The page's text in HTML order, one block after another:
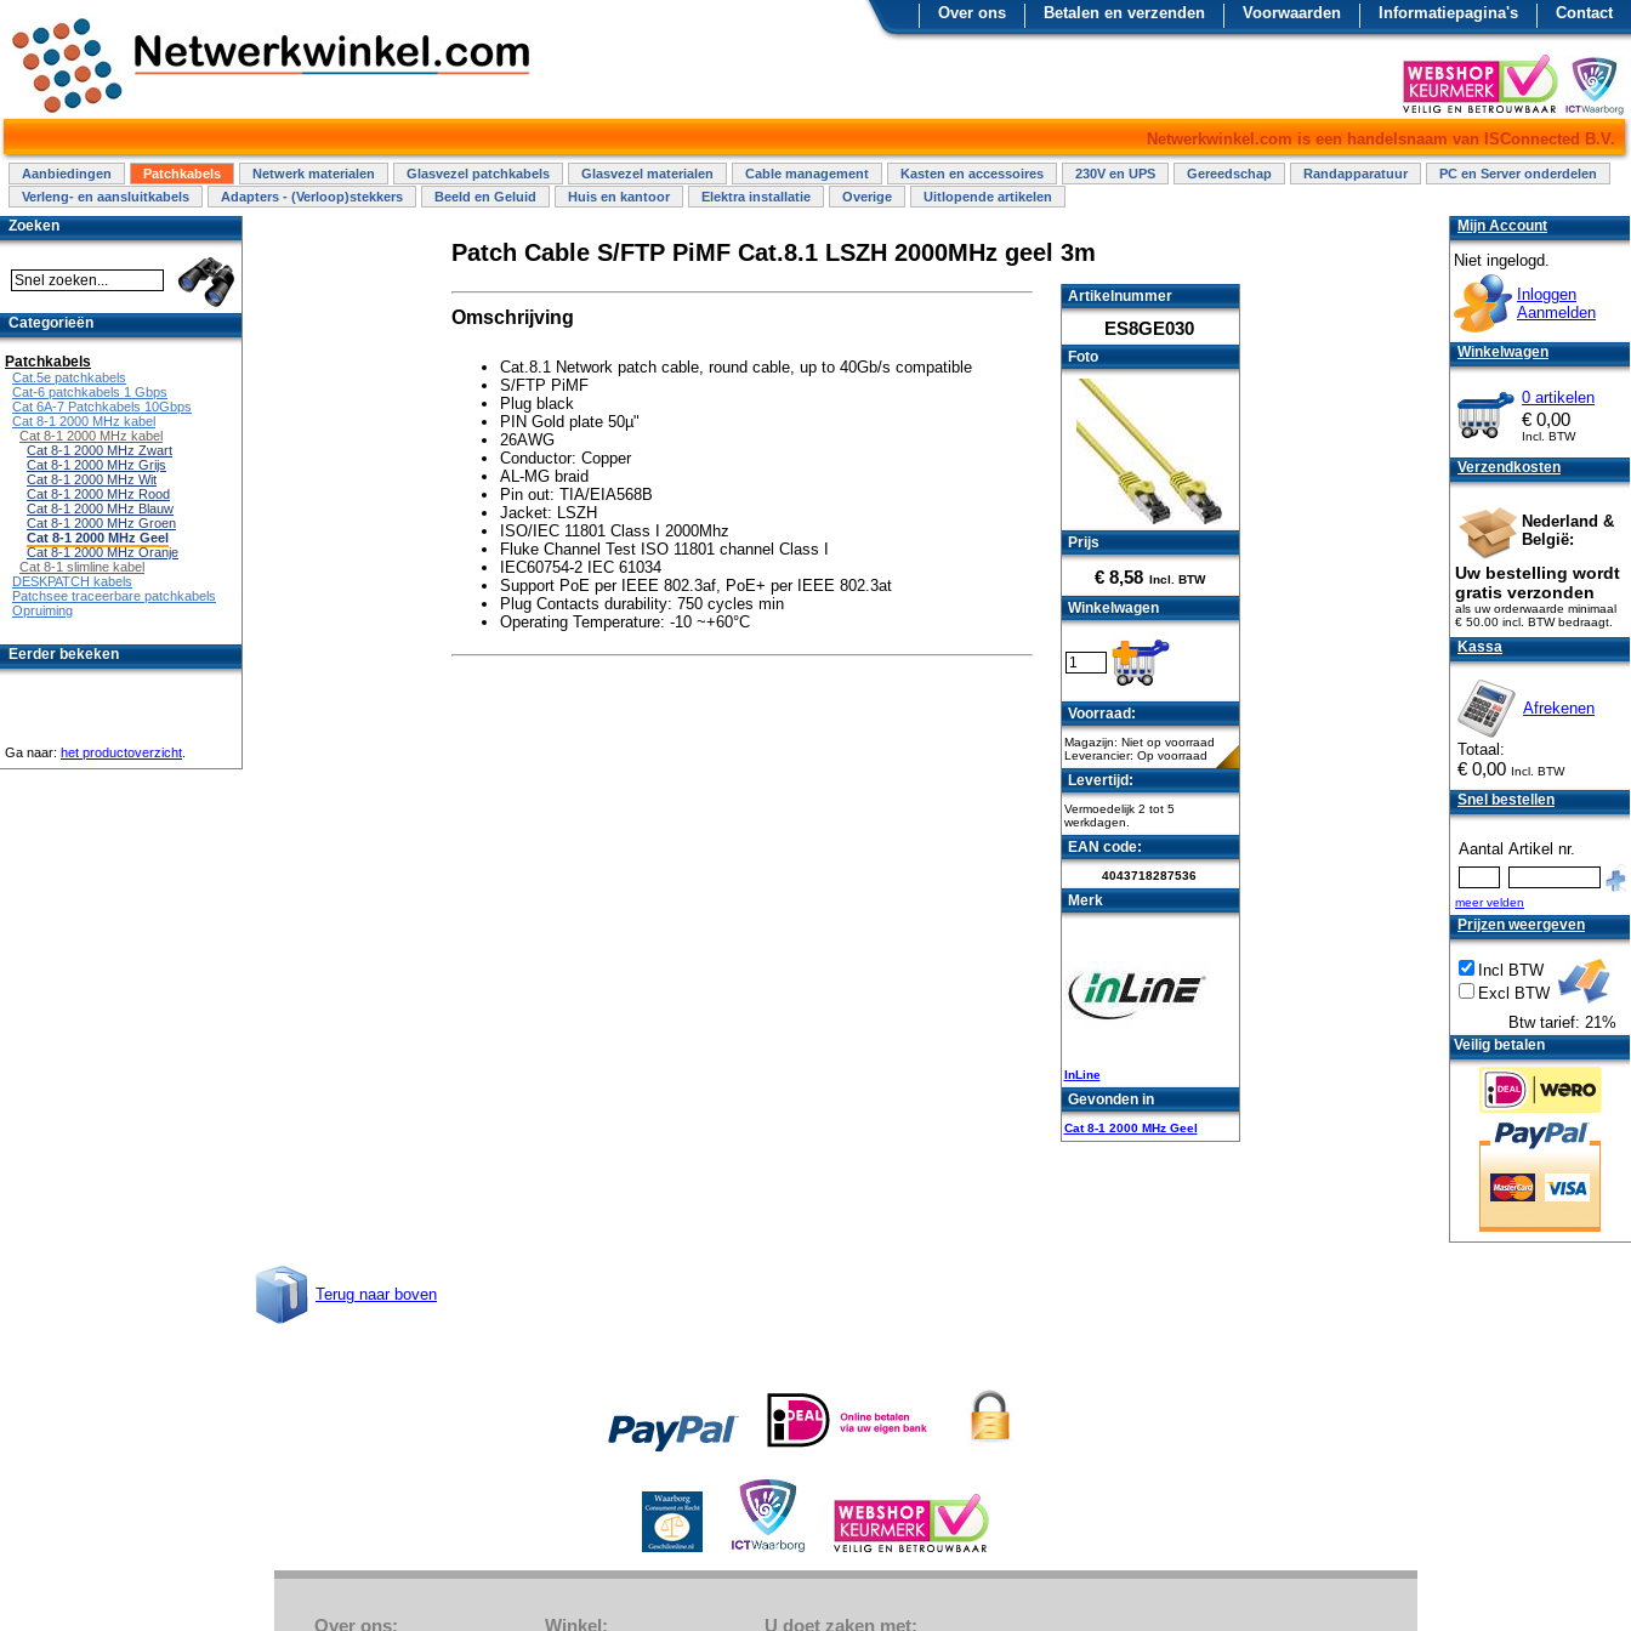
Contact
Informatiepagina's
Voorwaarden
Betalen en verzenden
Over ons
Netwerkwinkel.com is een handelsnaam van ISConnected B.V.
Aanbiedingen Patchkabels Netwerk materialen Glasvezel patchkabels Glasvezel materialen Cable management Kasten en accessoires 230V en UPS Gereedschap Randapparatuur
PC en Server onderdelen
Verleng- en aansluitkabels
Adapters - (Verloop)stekkers Beeld en Geluid Huis en kantoor Elektra installatie Overige Uitlopende artikelen
Patch Cable S/FTP PiMF Cat.8.1 LSZH 2000MHz geel 3m
Artikelnummer
ES8GE030
Foto
Prijs
€ 8,58 Incl. BTW
Winkelwagen
Voorraad:
Magazijn: Niet op voorraad
Leverancier: Op voorraad
Levertijd:
Vermoedelijk 2 tot 5
werkdagen.
EAN code:
4043718287536
Merk
InLine
Gevonden in
Cat 8-1 2000 MHz Geel
Omschrijving
Cat.8.1 Network patch cable, round cable, up to 40Gb/s compatible
S/FTP PiMF
Plug black
PIN Gold plate 50µ"
26AWG
Conductor: Copper
AL-MG braid
Pin out: TIA/EIA568B
Jacket: LSZH
ISO/IEC 11801 Class I 2000Mhz
Fluke Channel Test ISO 11801 channel Class I
IEC60754-2 IEC 61034
Support PoE per IEEE 802.3af, PoE+ per IEEE 802.3at
Plug Contacts durability: 750 cycles min
Operating Temperature: -10 ~+60°C
Terug naar boven
Zoeken
Categorieën
Patchkabels
Cat.5e patchkabels
Cat-6 patchkabels 1 Gbps
Cat 6A-7 Patchkabels 10Gbps
Cat 8-1 2000 MHz kabel
Cat 8-1 2000 MHz kabel
Cat 8-1 2000 MHz Zwart
Cat 8-1 2000 MHz Grijs
Cat 8-1 2000 MHz Wit
Cat 8-1 2000 MHz Rood
Cat 8-1 2000 MHz Blauw
Cat 8-1 2000 MHz Groen
Cat 8-1 2000 MHz Geel
Cat 8-1 2000 MHz Oranje
Cat 8-1 slimline kabel
DESKPATCH kabels
Patchsee traceerbare patchkabels
Opruiming
Eerder bekeken
Ga naar: het productoverzicht
Mijn Account
Niet ingelogd.
Inloggen
Aanmelden
Winkelwagen
0 artikelen
€ 0,00
Incl. BTW
Verzendkosten
Nederland &
België:
Uw bestelling wordt
gratis verzonden
als uw orderwaarde minimaal
€ 50.00 incl. BTWbedraagt.
Kassa
Afrekenen
Totaal:
€ 0,00 Incl. BTW
Snel bestellen
Aantal Artikel nr.
meer velden
Prijzen weergeven
Incl BTW
Excl BTW
Btw tarief: 21%
Veilig betalen
Over ons: Winkel: U doet zaken met: